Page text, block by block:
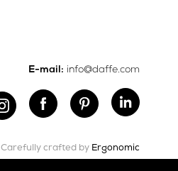
E-mail: info@daffe.com
Carefully crafted by Ergonomic